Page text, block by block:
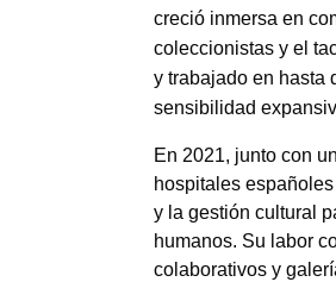
creció inmersa en
coleccionistas y el
y trabajado en hasta
sensibilidad
En 2021, junto con
hospitales
y la gestión cultural
humanos. Su labor
colaborativos y